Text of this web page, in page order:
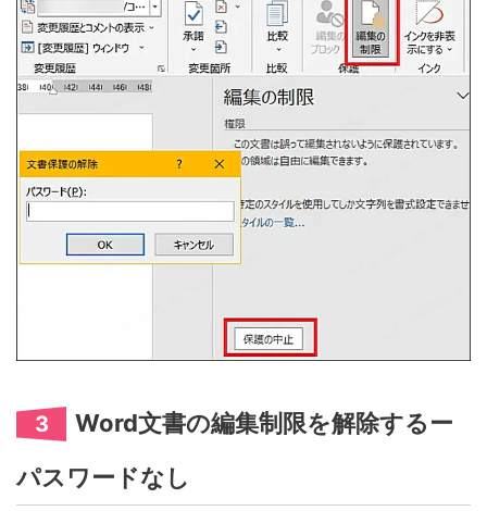
3
Word文書の編集制限を解除するー
パスワードなし